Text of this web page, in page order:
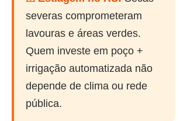
severas comprometeram
lavouras e áreas verdes.
Quem investe em poço +
irrigação automatizada não
depende de clima ou rede
pública.